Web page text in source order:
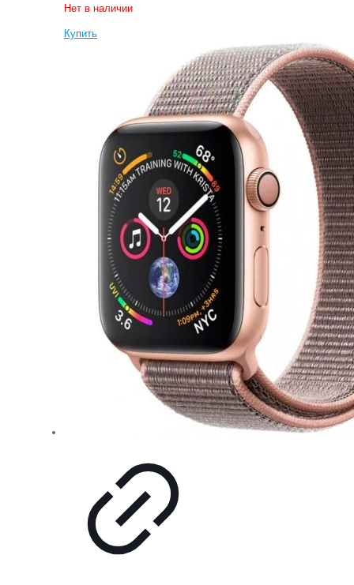
Нет в наличии
Купить